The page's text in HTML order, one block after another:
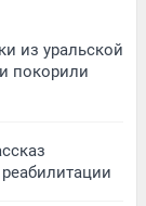
из уральской
покорили